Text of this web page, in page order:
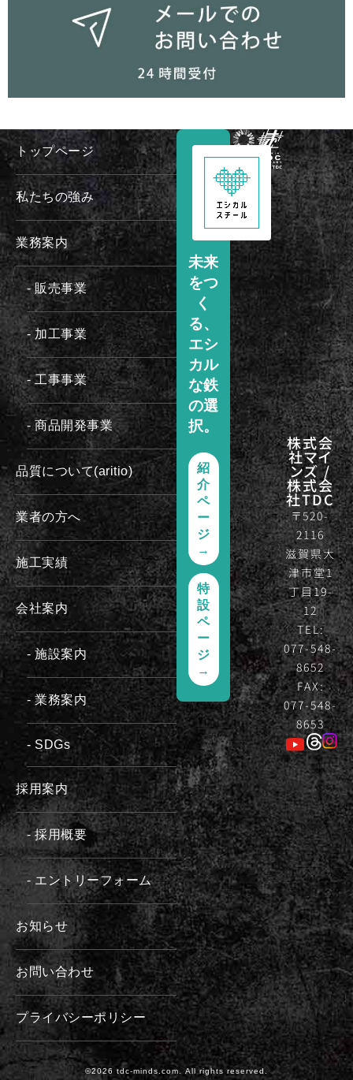
株式会
社マイ
ンズ /
株式会
社TDC
〒520-
2116
滋賀県大
津市堂1
丁目19-
12
TEL:
077-548-
8652
FAX:
077-548-
8653
未来
をつ
く
る、
エシ
カル
な鉄
の選
択。
紹
介
ペ
ー
ジ
→
特
設
ペ
ー
ジ
→
トップページ
私たちの強み
業務案内
- 販売事業
- 加工事業
- 工事事業
- 商品開発事業
品質について(aritio)
業者の方へ
施工実績
会社案内
- 施設案内
- 業務案内
- SDGs
採用案内
- 採用概要
- エントリーフォーム
お知らせ
お問い合わせ
プライバシーポリシー
©2026 tdc-minds.com. All rights reserved.